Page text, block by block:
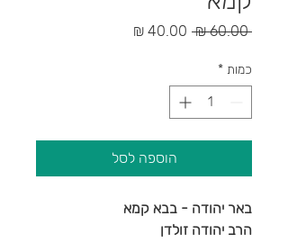
‏60.00 ‏₪
מחיר
כמות *
הוספה לסל
באר יהודה - בבא קמא
הרב יהודה זולדן